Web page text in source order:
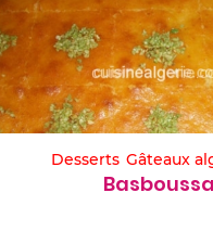
Desserts Gâteaux
Basboussa